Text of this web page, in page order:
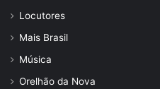
Locutores
Mais Brasil
Música
Orelhão da Nova